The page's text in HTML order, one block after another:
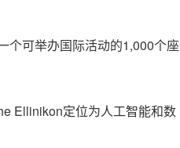
个可举办国际活动的1,000个座
Ellinikon定位为人工智能和数